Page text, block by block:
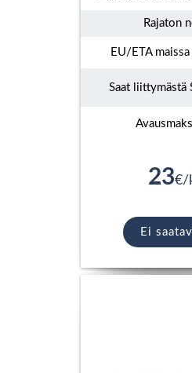
Rajaton
EU/ETA
Saat liittymästä
23€/
Ei